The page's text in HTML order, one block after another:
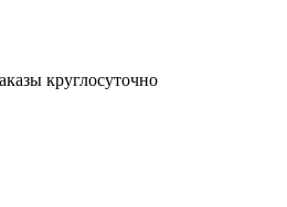
круглосуточно